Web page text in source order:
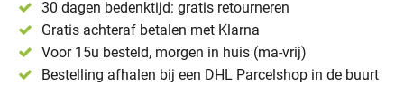
30 dagen bedenktijd: gratis retourneren
Gratis achteraf betalen met Klarna
Voor 15u besteld, morgen in huis (ma-vrij)
Bestelling afhalen bij een DHL Parcelshop in de buurt